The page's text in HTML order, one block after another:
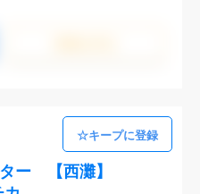
ー 【西灘】